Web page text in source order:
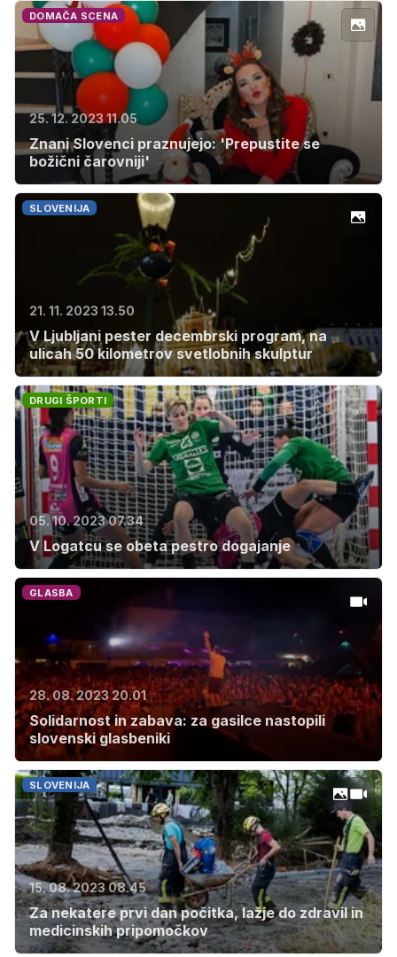
DOMAČA SCENA
25. 12. 2023 11.05
Znani Slovenci praznujejo: 'Prepustite se
božični čarovniji'
SLOVENIJA
21. 11. 2023 13.50
V Ljubljani pester decembrski program, na
ulicah 50 kilometrov svetlobnih skulptur
DRUGI ŠPORTI
05. 10. 2023 07.34
V Logatcu se obeta pestro dogajanje
GLASBA
28. 08. 2023 20.01
Solidarnost in zabava: za gasilce nastopili
slovenski glasbeniki
SLOVENIJA
15. 08. 2023 08.45
Za nekatere prvi dan počitka, lažje do zdravil in
medicinskih pripomočkov